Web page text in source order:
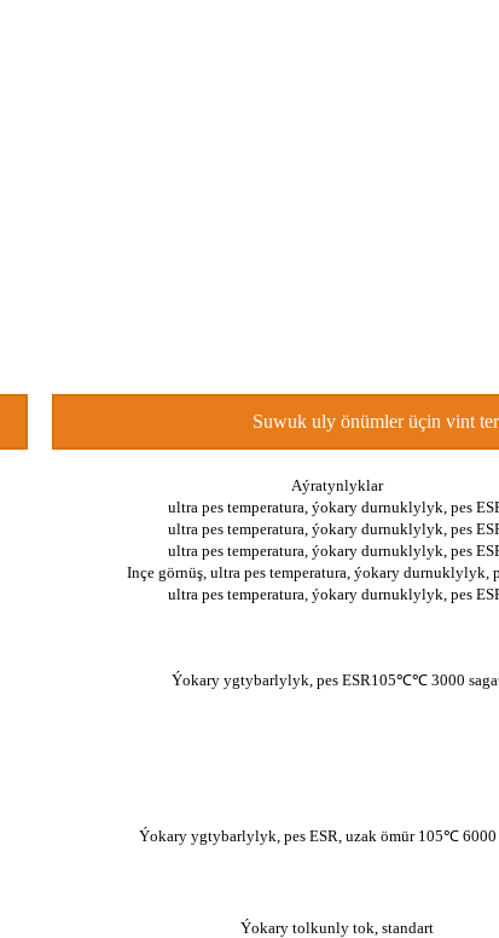
Suwuk uly önümler üçin vint
Aýratynlyklar
ultra pes temperatura, ýokary durnuklylyk, pes
ultra pes temperatura, ýokary durnuklylyk, pes
ultra pes temperatura, ýokary durnuklylyk, pes
Inçe görnüş, ultra pes temperatura, ýokary durnuklylyk,
ultra pes temperatura, ýokary durnuklylyk, pes
Ýokary ygtybarlylyk, pes ESR105℃℃ 3000
Ýokary ygtybarlylyk, pes ESR, uzak ömür 105℃ 6000
Ýokary tolkunly tok, standart